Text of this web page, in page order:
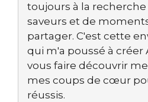
toujours à la
saveurs et de
partager. C'est cette
qui m'a poussé à
vous faire découvrir
mes coups de cœur
réussis.